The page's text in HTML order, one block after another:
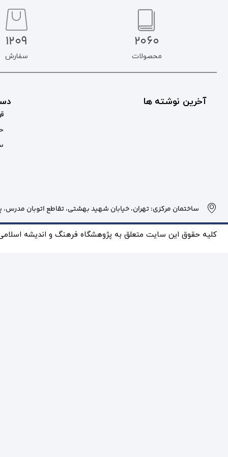
2060
محصولات
1209
سفارش
آخرین نوشته ها
ساختمان مرکزی: تهران، خیابان شهید بهشتی، تقاطع اتوبان مدرس،
کلیه حقوق این سایت متعلق به پژوهشگاه فرهنگ و انديشه اسلامی